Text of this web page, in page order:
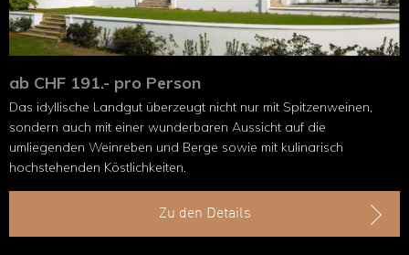
ab CHF 191.- pro Person
Das idyllische Landgut überzeugt nicht nur mit Spitzenweinen,
sondern auch mit einer wunderbaren Aussicht auf die
umliegenden Weinreben und Berge sowie mit kulinarisch
hochstehenden Köstlichkeiten.
Zu den Details